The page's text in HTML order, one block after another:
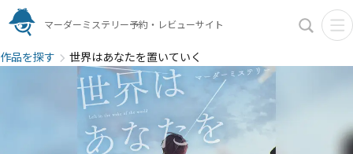
マーダーミステリー予約・レビューサイト
作品を探す 世界はあなたを置いていく